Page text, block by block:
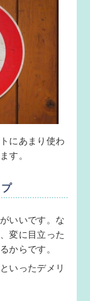
にあまり使わ
す。
いいです。な
変に目立った
からです。
いったデメリ